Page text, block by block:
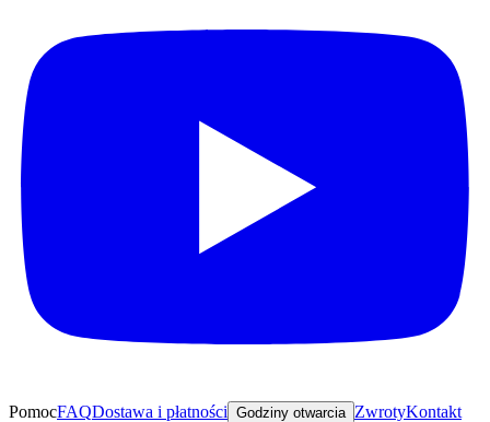
PomocFAQDostawa i płatności Godziny otwarcia ZwrotyKontakt